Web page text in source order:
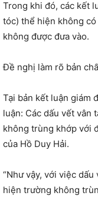
Trong khi đó, các kết
tóc) thể hiện không
không được đưa vào.
Đề nghị làm rõ bản
Tại bản kết luận giám
luận: Các dấu vết vân
không trùng khớp với
của Hồ Duy Hải.
“Như vậy, với việc
hiện trường không